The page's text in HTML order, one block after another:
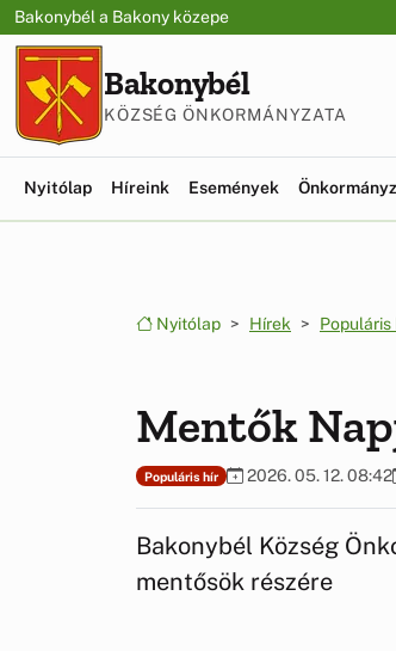
Ugrás a menüre
Ugrás a tartalomra
Bakonybél a Bakony közepe
Bakonybél
KÖZSÉG ÖNKORMÁNYZATA
Nyitólap Híreink Események
Nyitólap Hírek Populáris
Mentők
Populáris hír 2026. 05. 12. 08:42
Bakonybél Község
mentősök részére